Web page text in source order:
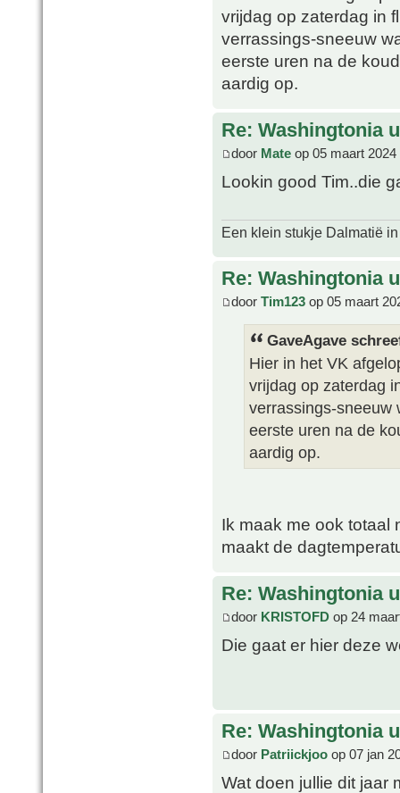
vrijdag op zaterdag in
verrassings-sneeuw
eerste uren na de
aardig op.
Re: Washingtonia
door Mate op 05 maart 2024
Lookin good Tim..die
Een klein stukje Dalmatië
Re: Washingtonia
door Tim123 op 05 maart
GaveAgave
Hier in het VK
vrijdag op zaterdag
verrassings-sneeuw
eerste uren na de
aardig op.
Ik maak me ook totaal
maakt de
Re: Washingtonia
door KRISTOFD op 24
Die gaat er hier deze
Re: Washingtonia
door Patriickjoo op 07 jan
Wat doen jullie dit jaar